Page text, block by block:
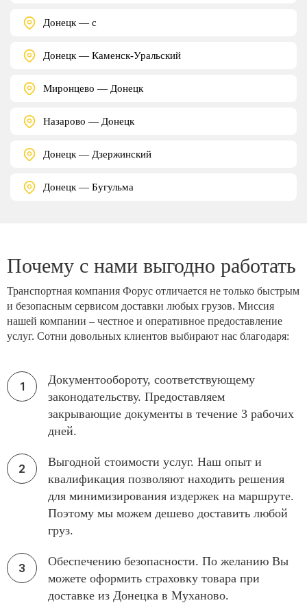
Донецк — с
Донецк — Каменск-Уральский
Миронцево — Донецк
Назарово — Донецк
Донецк — Дзержинский
Донецк — Бугульма
Почему с нами выгодно работать
Транспортная компания Форус отличается не только быстрым
и безопасным сервисом доставки любых грузов. Миссия
нашей компании – честное и оперативное предоставление
услуг. Сотни довольных клиентов выбирают нас благодаря:
Документообороту, соответствующему
законодательству. Предоставляем
закрывающие документы в течение 3 рабочих
дней.
Выгодной стоимости услуг. Наш опыт и
квалификация позволяют находить решения
для минимизирования издержек на маршруте.
Поэтому мы можем дешево доставить любой
груз.
Обеспечению безопасности. По желанию Вы
можете оформить страховку товара при
доставке из Донецка в Муханово.